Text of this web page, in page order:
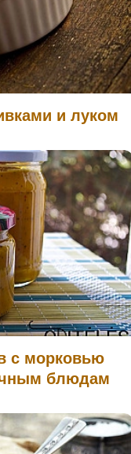
и луком
с морковью
блюдам